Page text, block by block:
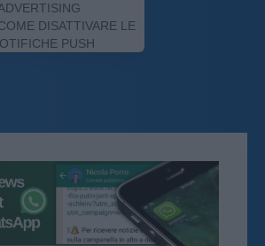
DISATTIVARE LE
PUSH